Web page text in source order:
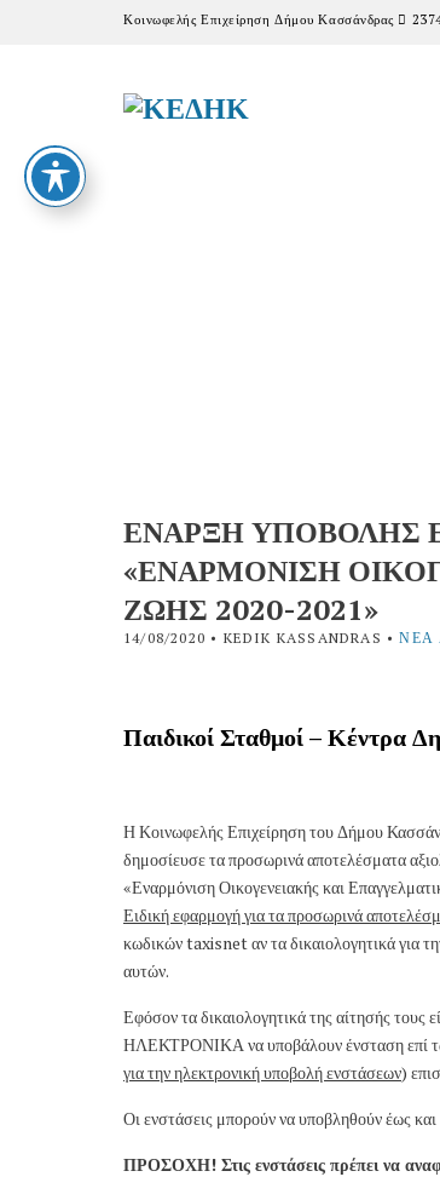
Κοινωφελής Επιχείρηση Δήμου Κασσάνδρας
ΕΝΑΡΞΗ ΥΠΟΒΟΛΗΣ
«ΕΝΑΡΜΟΝΙΣΗ
ΖΩΗΣ 2020-2021»
14/08/2020 • KEDIK KASSANDRAS •ΝΈΑ
Παιδικοί Σταθμοί – Κέντρα
Η Κοινωφελής Επιχείρηση του Δήμου
δημοσίευσε τα προσωρινά αποτελέσματα
«Εναρμόνιση Οικογενειακής και
Ειδική εφαρμογή για τα προσωρινά
κωδικών taxisnet αν τα δικαιολογητικά για
αυτών.
Εφόσον τα δικαιολογητικά της αίτησής
ΗΛΕΚΤΡΟΝΙΚΑ να υποβάλουν ένσταση επί
για την ηλεκτρονική υποβολή ενστάσεων)
Οι ενστάσεις μπορούν να υποβληθούν έως
ΠΡΟΣΟΧΗ! Στις ενστάσεις πρέπει να